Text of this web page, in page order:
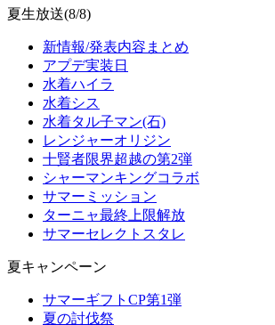
夏生放送(8/8)
新情報/発表内容まとめ
アプデ実装日
水着ハイラ
水着シス
水着タル子マン(石)
レンジャーオリジン
十賢者限界超越の第2弾
シャーマンキングコラボ
サマーミッション
ターニャ最終上限解放
サマーセレクトスタレ
夏キャンペーン
サマーギフトCP第1弾
夏の討伐祭